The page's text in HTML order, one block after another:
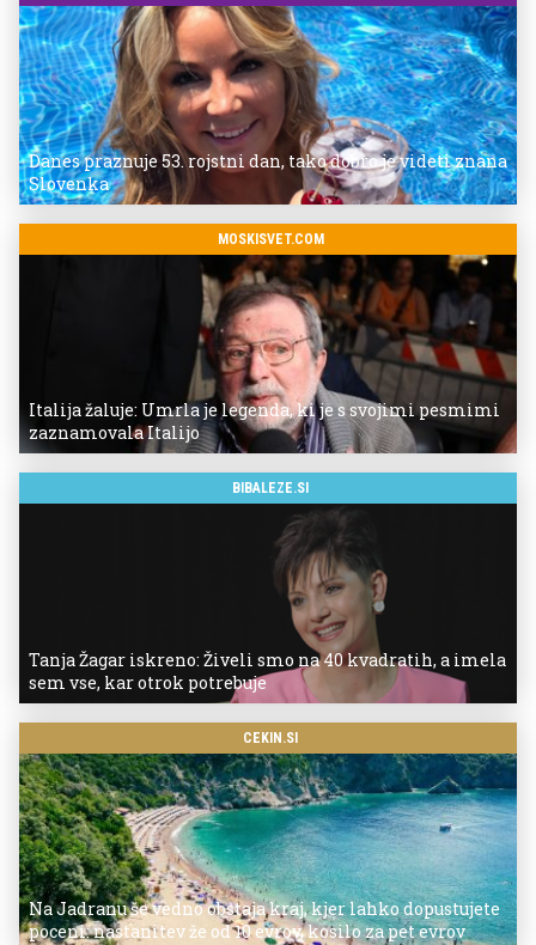
Danes praznuje 53. rojstni dan, tako dobro je videti znana
Slovenka
MOSKISVET.COM
Italija žaluje: Umrla je legenda, ki je s svojimi pesmimi
zaznamovala Italijo
BIBALEZE.SI
Tanja Žagar iskreno: Živeli smo na 40 kvadratih, a imela
sem vse, kar otrok potrebuje
CEKIN.SI
Na Jadranu še vedno obstaja kraj, kjer lahko dopustujete
poceni: nastanitev že od 10 evrov, kosilo za pet evrov